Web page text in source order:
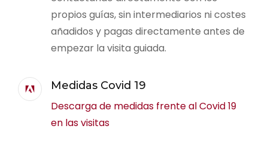
propios guías, sin intermediarios ni costes
añadidos y pagas directamente antes de
empezar la visita guiada.
Medidas Covid 19
Descarga de medidas frente al Covid 19
en las visitas